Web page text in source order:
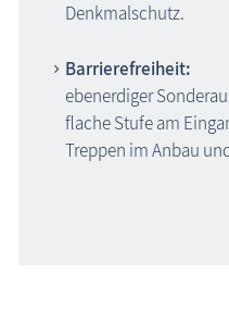
Denkmalschutz.
Barrierefreiheit:
ebenerdiger
flache Stufe am
Treppen im Anbau